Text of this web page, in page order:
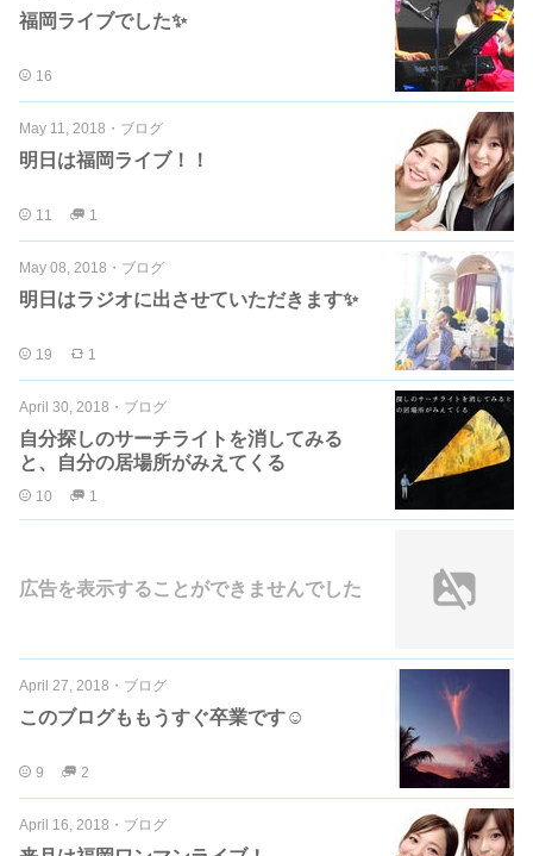
福岡ライブでした✨
16
May 11, 2018 ・ ブログ
明日は福岡ライブ！！
11 1
May 08, 2018 ・ ブログ
明日はラジオに出させていただきます✨
19 1
April 30, 2018 ・ ブログ
自分探しのサーチライトを消してみる
と、自分の居場所がみえてくる
10 1
広告を表示することができませんでした
April 27, 2018 ・ ブログ
このブログももうすぐ卒業です☺︎
9 2
April 16, 2018 ・ ブログ